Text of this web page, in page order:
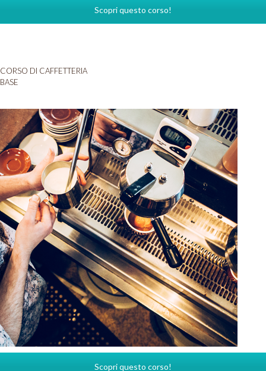
Scopri questo corso!
CORSO DI CAFFETTERIA
BASE
Scopri questo corso!